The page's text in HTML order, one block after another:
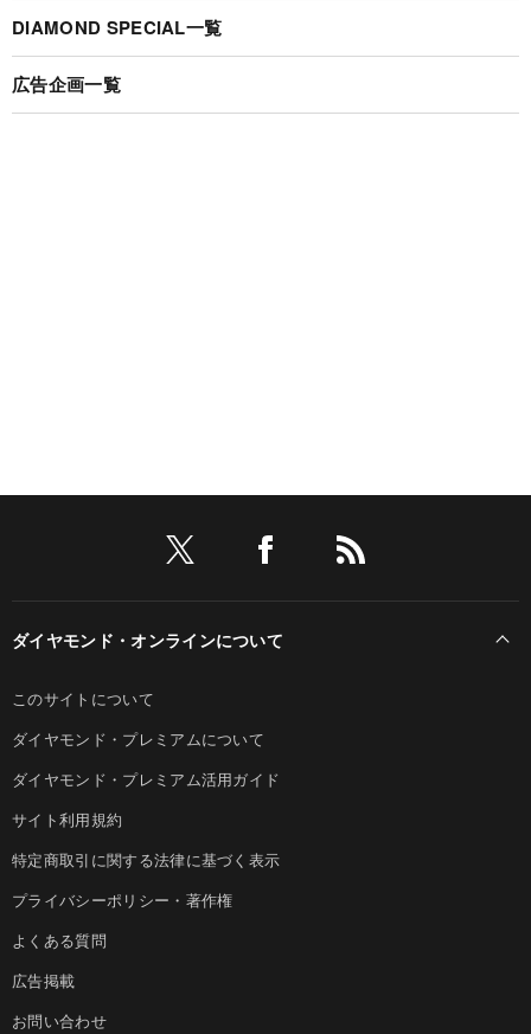
DIAMOND SPECIAL一覧
広告企画一覧
ダイヤモンド・オンラインについて
このサイトについて
ダイヤモンド・プレミアムについて
ダイヤモンド・プレミアム活用ガイド
サイト利用規約
特定商取引に関する法律に基づく表示
プライバシーポリシー・著作権
よくある質問
広告掲載
お問い合わせ